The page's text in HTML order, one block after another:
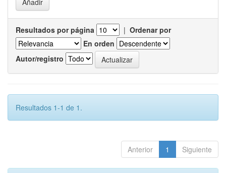
Resultados por página | Ordenar por
En orden
Autor/registro
Resultados 1-1 de 1.
Anterior 1 Siguiente